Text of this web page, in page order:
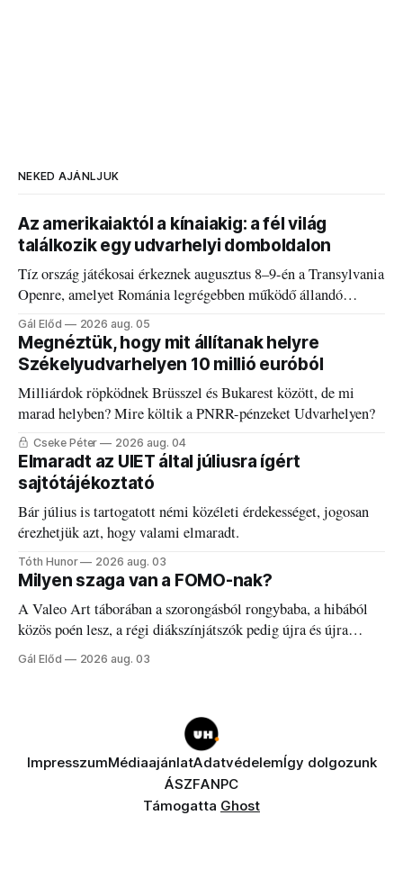
NEKED AJÁNLJUK
Az amerikaiaktól a kínaiakig: a fél világ
találkozik egy udvarhelyi domboldalon
Tíz ország játékosai érkeznek augusztus 8–9-én a Transylvania
Openre, amelyet Románia legrégebben működő állandó
discgolfpályáján rendeznek meg.
Gál Előd 2026 aug. 05
Megnéztük, hogy mit állítanak helyre
Székelyudvarhelyen 10 millió euróból
Milliárdok röpködnek Brüsszel és Bukarest között, de mi
marad helyben? Mire költik a PNRR-pénzeket Udvarhelyen?
Cseke Péter 2026 aug. 04
Elmaradt az UIET által júliusra ígért
sajtótájékoztató
Bár július is tartogatott némi közéleti érdekességet, jogosan
érezhetjük azt, hogy valami elmaradt.
Tóth Hunor 2026 aug. 03
Milyen szaga van a FOMO-nak?
A Valeo Art táborában a szorongásból rongybaba, a hibából
közös poén lesz, a régi diákszínjátszók pedig újra és újra
visszatalálnak egymáshoz.
Gál Előd 2026 aug. 03
ImpresszumMédiaajánlatAdatvédelemÍgy dolgozunk
ÁSZFANPC
Támogatta Ghost